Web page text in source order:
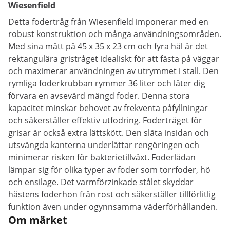
Wiesenfield
Detta fodertråg från Wiesenfield imponerar med en
robust konstruktion och många användningsområden.
Med sina mått på 45 x 35 x 23 cm och fyra hål är det
rektangulära gristråget idealiskt för att fästa på väggar
och maximerar användningen av utrymmet i stall. Den
rymliga foderkrubban rymmer 36 liter och låter dig
förvara en avsevärd mängd foder. Denna stora
kapacitet minskar behovet av frekventa påfyllningar
och säkerställer effektiv utfodring. Fodertråget för
grisar är också extra lättskött. Den släta insidan och
utsvängda kanterna underlättar rengöringen och
minimerar risken för bakterietillväxt. Foderlådan
lämpar sig för olika typer av foder som torrfoder, hö
och ensilage. Det varmförzinkade stålet skyddar
hästens foderhon från rost och säkerställer tillförlitlig
funktion även under ogynnsamma väderförhållanden.
Om märket